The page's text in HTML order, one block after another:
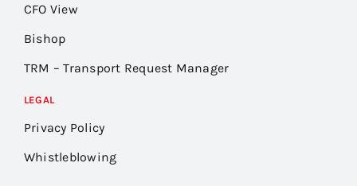
CFO View
Bishop
TRM – Transport Request Manager
LEGAL
Privacy Policy
Whistleblowing